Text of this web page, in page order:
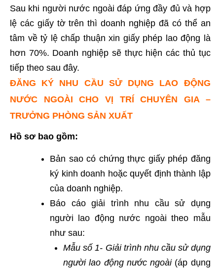
Sau khi người nước ngoài đáp ứng đầy đủ và hợp
lệ các giấy tờ trên thì doanh nghiệp đã có thể an
tâm về tỷ lệ chấp thuận xin giấy phép lao động là
hơn 70%. Doanh nghiệp sẽ thực hiện các thủ tục
tiếp theo sau đây.
ĐĂNG KÝ NHU CẦU SỬ DỤNG LAO ĐỘNG
NƯỚC NGOÀI CHO VỊ TRÍ CHUYÊN GIA –
TRƯỞNG PHÒNG SẢN XUẤT
Hồ sơ bao gồm:
Bản sao có chứng thực giấy phép đăng
ký kinh doanh hoặc quyết định thành lập
của doanh nghiệp.
Báo cáo giải trình nhu cầu sử dụng
người lao động nước ngoài theo mẫu
như sau:
Mẫu số 1- Giải trình nhu cầu sử dụng
người lao động nước ngoài (áp dụng